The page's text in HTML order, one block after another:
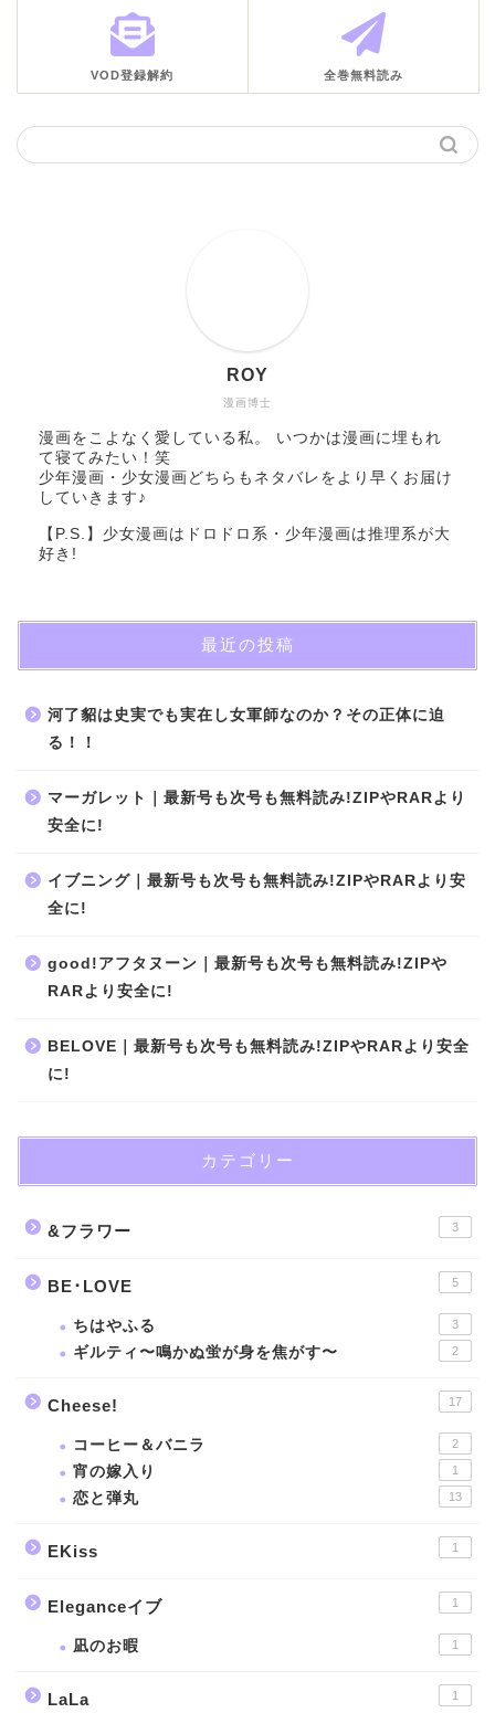
VOD登録解約 全巻無料読み
漫画博士
ROY
漫画をこよなく愛している私。 いつかは漫画に埋もれ
て寝てみたい！笑
少年漫画・少女漫画どちらもネタバレをより早くお届け
していきます♪
【P.S.】少女漫画はドロドロ系・少年漫画は推理系が大
好き!
最近の投稿
河了貂は史実でも実在し女軍師なのか？その正体に迫
る！！
マーガレット｜最新号も次号も無料読み!ZIPやRARより
安全に!
イブニング｜最新号も次号も無料読み!ZIPやRARより安
全に!
good!アフタヌーン｜最新号も次号も無料読み!ZIPや
RARより安全に!
BELOVE｜最新号も次号も無料読み!ZIPやRARより安全
に!
カテゴリー
&フラワー 3
BE･LOVE 5
ちはやふる 3
ギルティ〜鳴かぬ蛍が身を焦がす〜 2
Cheese! 17
コーヒー＆バニラ 2
宵の嫁入り 1
恋と弾丸 13
EKiss 1
Eleganceイブ 1
凪のお暇 1
LaLa 1